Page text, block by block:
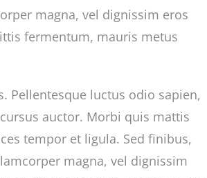
magna, vel dignissim eros
fermentum, mauris metus
Pellentesque luctus odio sapien,
auctor. Morbi quis mattis
tempor et ligula. Sed finibus,
magna, vel dignissim